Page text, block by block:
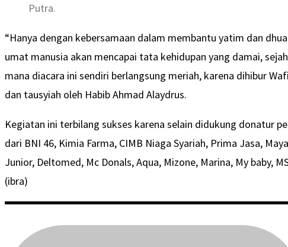
Putra.
“Hanya dengan kebersamaan dalam membantu yatim dan
umat manusia akan mencapai tata kehidupan yang damai,
mana diacara ini sendiri berlangsung meriah, karena dihibur
dan tausyiah oleh Habib Ahmad Alaydrus.
Kegiatan ini terbilang sukses karena selain didukung donatur
dari BNI 46, Kimia Farma, CIMB Niaga Syariah, Prima Jasa,
Junior, Deltomed, Mc Donals, Aqua, Mizone, Marina, My baby,
(ibra)